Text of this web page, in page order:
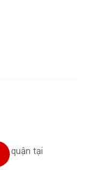
quận tại